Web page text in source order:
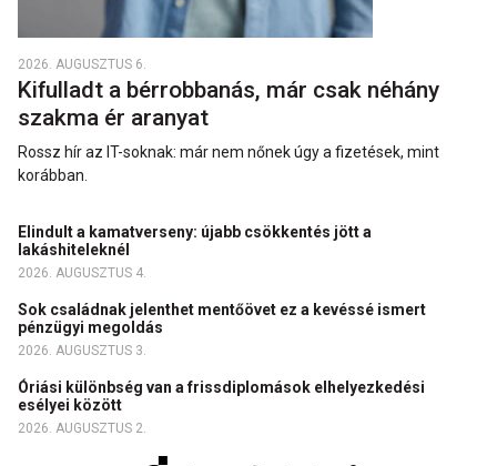
2026. AUGUSZTUS 6.
Kifulladt a bérrobbanás, már csak néhány
szakma ér aranyat
Rossz hír az IT-soknak: már nem nőnek úgy a fizetések, mint
korábban.
Elindult a kamatverseny: újabb csökkentés jött a
lakáshiteleknél
2026. AUGUSZTUS 4.
Sok családnak jelenthet mentőövet ez a kevéssé ismert
pénzügyi megoldás
2026. AUGUSZTUS 3.
Óriási különbség van a frissdiplomások elhelyezkedési
esélyei között
2026. AUGUSZTUS 2.